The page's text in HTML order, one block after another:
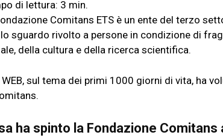
Comitans ETS è un ente del terzo
sguardo rivolto a persone in condizione di
della cultura e della ricerca scientifica.
WEB, sul tema dei primi 1000 giorni di vita, ha
ha spinto la Fondazione